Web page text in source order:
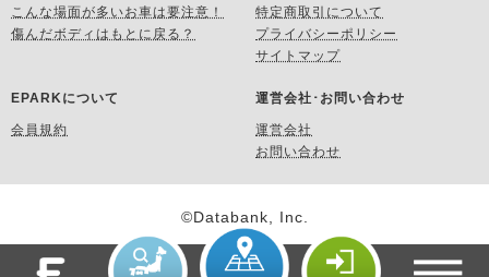
こんな場面が多いお車は要注意！
傷んだボディはもとに戻る？
特定商取引について
プライバシーポリシー
サイトマップ
EPARKについて
会員規約
運営会社･お問い合わせ
運営会社
お問い合わせ
©Databank, Inc.